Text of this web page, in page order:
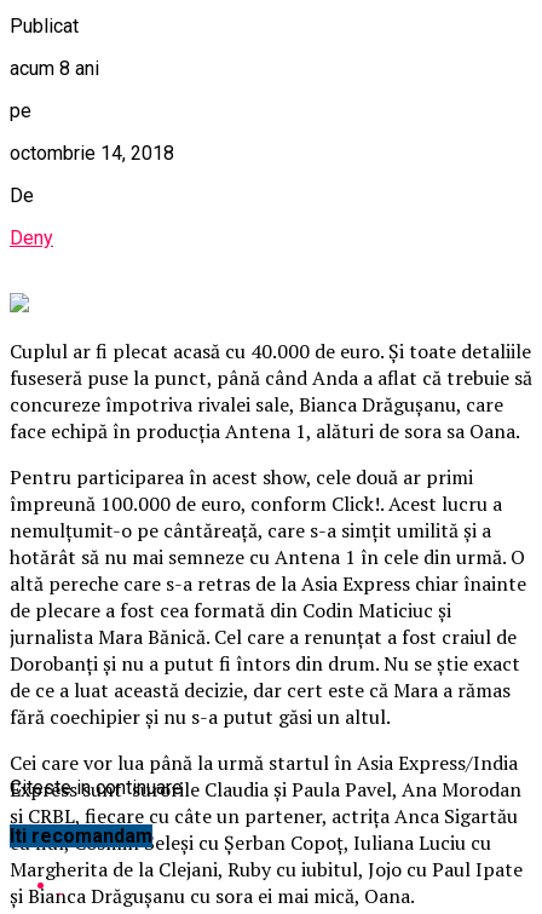
Publicat
acum 8 ani
pe
octombrie 14, 2018
De
Deny
Cuplul ar fi plecat acasă cu 40.000 de euro. Și toate detaliile
fuseseră puse la punct, până când Anda a aflat că trebuie să
concureze împotriva rivalei sale, Bianca Drăguşanu, care
face echipă în producţia Antena 1, alături de sora sa Oana.
Pentru participarea în acest show, cele două ar primi
împreună 100.000 de euro, conform Click!. Acest lucru a
nemulţumit-o pe cântăreaţă, care s-a simţit umilită şi a
hotărât să nu mai semneze cu Antena 1 în cele din urmă. O
altă pereche care s-a retras de la Asia Express chiar înainte
de plecare a fost cea formată din Codin Maticiuc şi
jurnalista Mara Bănică. Cel care a renunţat a fost craiul de
Dorobanţi şi nu a putut fi întors din drum. Nu se ştie exact
de ce a luat această decizie, dar cert este că Mara a rămas
fără coechipier şi nu s-a putut găsi un altul.
Cei care vor lua până la urmă startul în Asia Express/India
Express sunt surorile Claudia şi Paula Pavel, Ana Morodan
şi CRBL, fiecare cu câte un partener, actriţa Anca Sigartău
cu fiul, Cosmin Seleşi cu Șerban Copoţ, Iuliana Luciu cu
Margherita de la Clejani, Ruby cu iubitul, Jojo cu Paul Ipate
şi Bianca Drăguşanu cu sora ei mai mică, Oana.
Citeste in continuare
Iti recomandam